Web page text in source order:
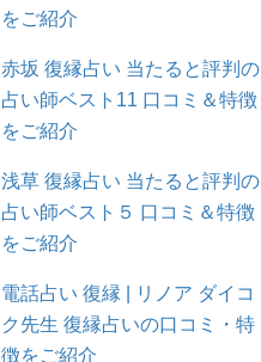
をご紹介
赤坂 復縁占い 当たると評判の
占い師ベスト11 口コミ＆特徴
をご紹介
浅草 復縁占い 当たると評判の
占い師ベスト５ 口コミ＆特徴
をご紹介
電話占い 復縁 | リノア ダイコ
ク先生 復縁占いの口コミ・特
徴をご紹介